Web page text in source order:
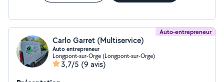
Auto-entrepreneur
Carlo Garret (Multiservice)
Auto entrepreneur
Longpont-sur-Orge (Longpont-sur-Orge)
3,7/5 (9 avis)